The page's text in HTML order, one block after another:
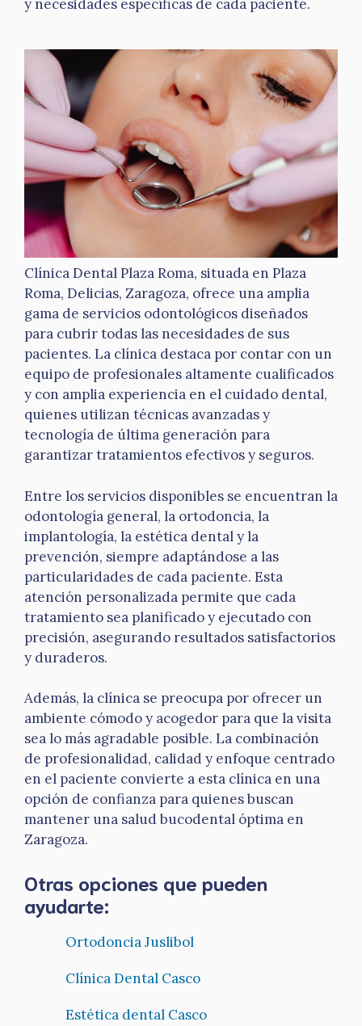
y necesidades específicas de cada paciente.
Clínica Dental Plaza Roma, situada en Plaza
Roma, Delicias, Zaragoza, ofrece una amplia
gama de servicios odontológicos diseñados
para cubrir todas las necesidades de sus
pacientes. La clínica destaca por contar con un
equipo de profesionales altamente cualificados
y con amplia experiencia en el cuidado dental,
quienes utilizan técnicas avanzadas y
tecnología de última generación para
garantizar tratamientos efectivos y seguros.
Entre los servicios disponibles se encuentran la
odontología general, la ortodoncia, la
implantología, la estética dental y la
prevención, siempre adaptándose a las
particularidades de cada paciente. Esta
atención personalizada permite que cada
tratamiento sea planificado y ejecutado con
precisión, asegurando resultados satisfactorios
y duraderos.
Además, la clínica se preocupa por ofrecer un
ambiente cómodo y acogedor para que la visita
sea lo más agradable posible. La combinación
de profesionalidad, calidad y enfoque centrado
en el paciente convierte a esta clínica en una
opción de confianza para quienes buscan
mantener una salud bucodental óptima en
Zaragoza.
Otras opciones que pueden
ayudarte:
Ortodoncia Juslibol
Clínica Dental Casco
Estética dental Casco